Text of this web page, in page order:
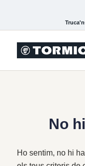
No
Ho sentim, no hi